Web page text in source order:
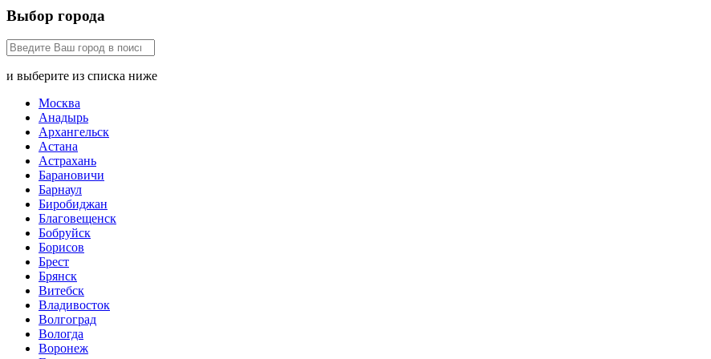
Выбор города
и выберите из списка ниже
Москва
Анадырь
Архангельск
Астана
Астрахань
Барановичи
Барнаул
Биробиджан
Благовещенск
Бобруйск
Борисов
Брест
Брянск
Витебск
Владивосток
Волгоград
Вологда
Воронеж